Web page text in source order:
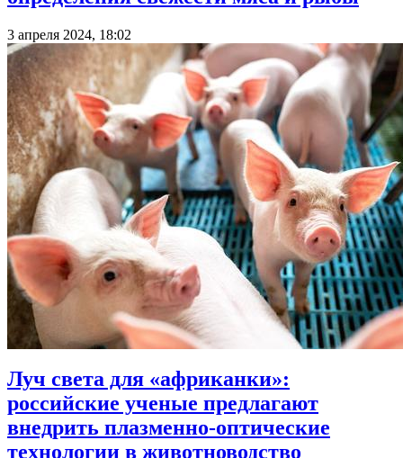
3 апреля 2024, 18:02
Луч света для «африканки»:
российские ученые предлагают
внедрить плазменно-оптические
технологии в животноводство